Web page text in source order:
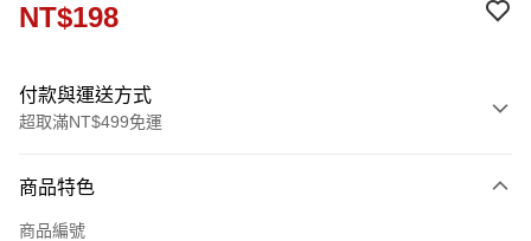
NT$198
付款與運送方式
超取滿NT$499免運
信用卡一次付款
商品特色
商品編號